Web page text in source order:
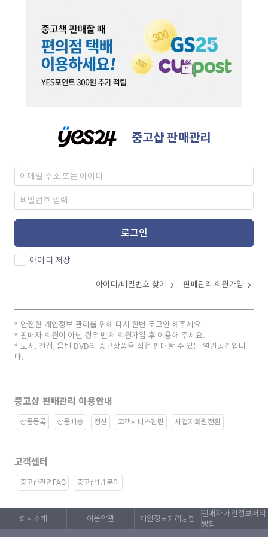
중고샵 판매관리
로그인
아이디 저장
아이디/비밀번호 찾기 판매관리 회원가입
안전한 개인정보 관리를 위해 다시 한번 로그인 해주세요.
판매자 회원이 아닌 경우 먼저 회원가입 후 이용해 주세요.
도서, 전집, 음반 DVD의 중고상품을 직접 판매할 수 있는 열린공간입니
다.
중고샵 판매관리 이용안내
상품등록 상품배송 정산 고객서비스관련 사업자회원전환
고객센터
중고샵관련FAQ 중고샵1:1문의
회사소개 이용약관 개인정보처리방침
판매자 개인정보처리
방침